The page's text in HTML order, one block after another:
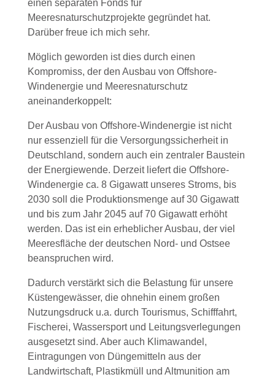
einen separaten Fonds für
Meeresnaturschutzprojekte gegründet hat.
Darüber freue ich mich sehr.
Möglich geworden ist dies durch einen
Kompromiss, der den Ausbau von Offshore-
Windenergie und Meeresnaturschutz
aneinanderkoppelt:
Der Ausbau von Offshore-Windenergie ist nicht
nur essenziell für die Versorgungssicherheit in
Deutschland, sondern auch ein zentraler Baustein
der Energiewende. Derzeit liefert die Offshore-
Windenergie ca. 8 Gigawatt unseres Stroms, bis
2030 soll die Produktionsmenge auf 30 Gigawatt
und bis zum Jahr 2045 auf 70 Gigawatt erhöht
werden. Das ist ein erheblicher Ausbau, der viel
Meeresfläche der deutschen Nord- und Ostsee
beanspruchen wird.
Dadurch verstärkt sich die Belastung für unsere
Küstengewässer, die ohnehin einem großen
Nutzungsdruck u.a. durch Tourismus, Schifffahrt,
Fischerei, Wassersport und Leitungsverlegungen
ausgesetzt sind. Aber auch Klimawandel,
Eintragungen von Düngemitteln aus der
Landwirtschaft, Plastikmüll und Altmunition am